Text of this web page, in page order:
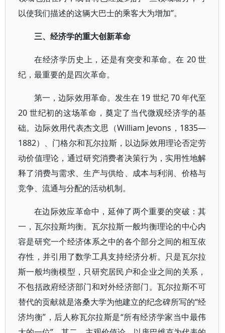
以使我们描述的这辆大巴士的乘客大为增加”。
三、经济学的重大创新革命
在经济学历史上，还是有突变和革命。在 20 世
纪，最重要的是四次革命。
第一，边际效用革命。发生在 19 世纪 70 年代至
20 世纪初的这场革命，奠定了当代微观经济学的基
础。边际效用代表杰文思（William Jevons，1835—
1882）、门格尔和瓦尔拉斯，以边际效用理论否定劳
动价值理论，通过研究消费者决策行为，实用性地解
释了消费与需求、生产与供给、成本与利润、价格与
竞争、流通与分配的活动机制。
在边际效应革命中，延伸了两个重要的突破：其
一，瓦尔拉斯均衡。瓦尔拉斯一般均衡理论的中心内
容是研究一个经济体系之中的各个部分之间的相互依
存性，并引用了数学工具支持经济分析。只是瓦尔拉
斯一般均衡模型，只研究居民户和企业之间的关系，
不包括政府经济部门和对外经济部门。瓦尔拉斯不可
替代的贡献就是洛桑大学为他建立的纪念碑所写的“经
济均衡”，后人称瓦尔拉斯是“所有经济学家当中最伟